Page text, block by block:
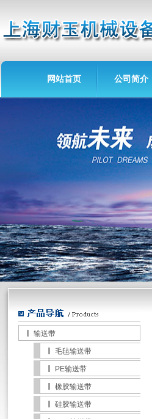
网站首页 公司简介
null
输送带
毛毡输送带
PE输送带
橡胶输送带
硅胶输送带